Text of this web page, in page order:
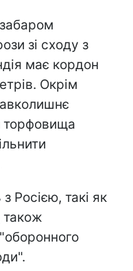
зі сходу з
має кордон
Окрім
торфовища
Росією, такі як
також